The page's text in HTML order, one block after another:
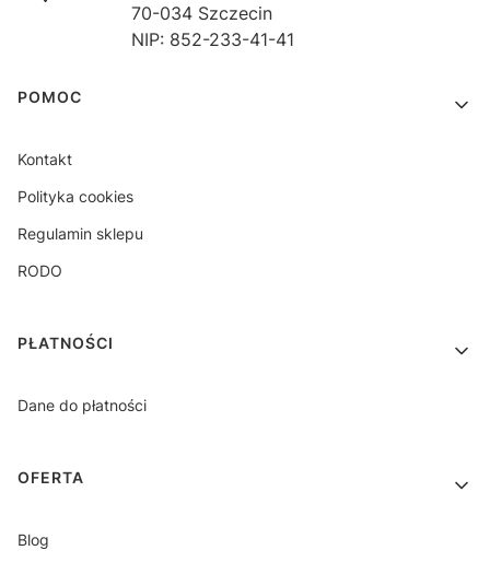
70-034 Szczecin
NIP: 852-233-41-41
Linki w stopce
POMOC
Kontakt
Polityka cookies
Regulamin sklepu
RODO
PŁATNOŚCI
Dane do płatności
OFERTA
Blog